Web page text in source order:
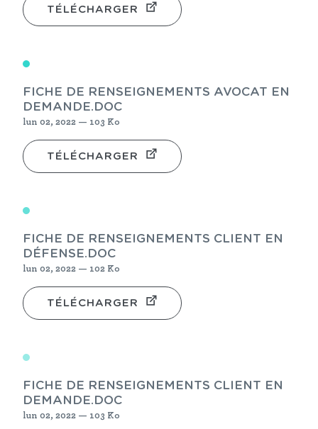
TÉLÉCHARGER
FICHE DE RENSEIGNEMENTS AVOCAT EN
DEMANDE.DOC
lun 02, 2022 — 103 Ko
TÉLÉCHARGER
FICHE DE RENSEIGNEMENTS CLIENT EN
DÉFENSE.DOC
lun 02, 2022 — 102 Ko
TÉLÉCHARGER
FICHE DE RENSEIGNEMENTS CLIENT EN
DEMANDE.DOC
lun 02, 2022 — 103 Ko